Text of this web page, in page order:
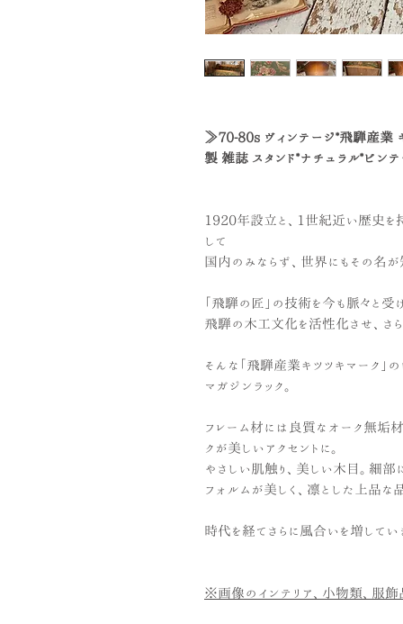
≫70-80s ヴィンテージ*飛騨産業
製 雑誌 スタンド*ナチュラル*ビン
1920年設立と、1世紀近い歴史を持
して
国内のみならず、世界にもその名が
「飛騨の匠」の技術を今も脈々と受
飛騨の木工文化を活性化させ、さ
そんな「飛騨産業キツツキマーク」
マガジンラック。
フレーム材には良質なオーク無垢
クが美しいアクセントに。
やさしい肌触り、美しい木目。細部
フォルムが美しく、凛とした上品な
時代を経てさらに風合いを増してい
※画像のインテリア、小物類、服